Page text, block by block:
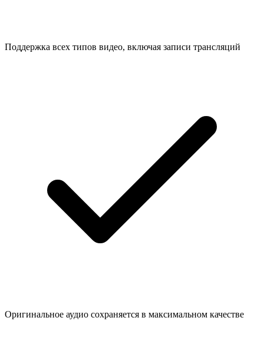
Поддержка всех типов видео, включая записи трансляций
Оригинальное аудио сохраняется в максимальном качестве